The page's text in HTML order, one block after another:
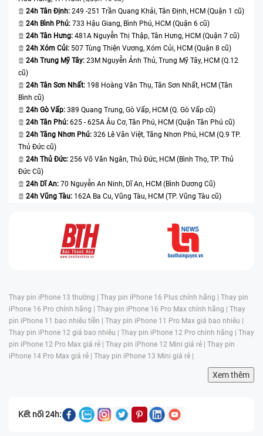
24h Tân Định: 249 -251 Trần Quang Khải, Tân Định, HCM (Quận 1 cũ)
24h Bình Phú: 733 Hậu Giang, Bình Phú, HCM (Quận 6 cũ)
24h Tân Hưng: 481A Nguyễn Thị Thập, Tân Hưng, HCM (Quận 7 cũ)
24h Xóm Củi: 507 Tùng Thiện Vương, Xóm Củi, HCM (Quận 8 cũ)
24h Trung Mỹ Tây: 23M Nguyễn Ảnh Thủ, Trung Mỹ Tây, HCM (Q.12
cũ)
24h Tân Sơn Nhất: 198 Hoàng Văn Thụ, Tân Sơn Nhất, HCM (Tân
Bình cũ)
24h Gò Vấp: 389 Quang Trung, Gò Vấp, HCM (Q. Gò Vấp cũ)
24h Tân Phú: 625 - 625A Âu Cơ, Tân Phú, HCM (Quận Tân Phú cũ)
24h Tăng Nhơn Phú: 326 Lê Văn Việt, Tăng Nhơn Phú, HCM (Q.9 TP.
Thủ Đức cũ)
24h Thủ Đức: 256 Võ Văn Ngân, Thủ Đức, HCM (Bình Thọ, TP. Thủ
Đức Cũ)
24h Dĩ An: 70 Nguyễn An Ninh, Dĩ An, HCM (Bình Dương Cũ)
24h Vũng Tàu: 162A Ba Cu, Vũng Tàu, HCM (TP. Vũng Tàu cũ)
Thay pin iPhone 13 thường | Thay pin iPhone 16 Plus chính hãng | Thay pin
iPhone 16 Pro chính hãng | Thay pin iPhone 16 Pro Max chính hãng | Thay
pin iPhone 11 bao nhiêu tiền | Thay pin iPhone 11 Pro Max giá bao nhiêu |
Thay pin iPhone 12 giá bao nhiêu | Thay pin iPhone 12 Pro chính hãng | Thay
pin iPhone 12 Pro Max giá rẻ | Thay pin iPhone 12 Mini giá rẻ | Thay pin
iPhone 14 Pro Max giá rẻ | Thay pin iPhone 13 Mini giá rẻ |
Xem thêm
Kết nối 24h: